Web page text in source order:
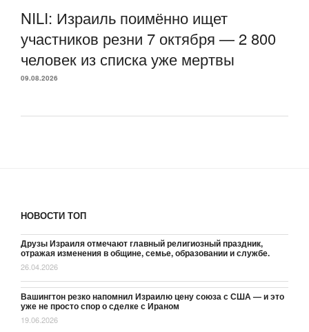
NILI: Израиль поимённо ищет
участников резни 7 октября — 2 800
человек из списка уже мертвы
09.08.2026
НОВОСТИ ТОП
Друзы Израиля отмечают главный религиозный праздник,
отражая изменения в общине, семье, образовании и службе.
26.04.2026
Вашингтон резко напомнил Израилю цену союза с США — и это
уже не просто спор о сделке с Ираном
19.06.2026